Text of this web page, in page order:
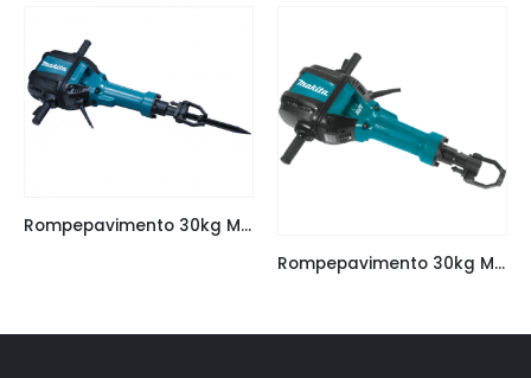
Rompepavimento 30kg Makita HM1802
Rompepavimento 30kg Makita HM1812